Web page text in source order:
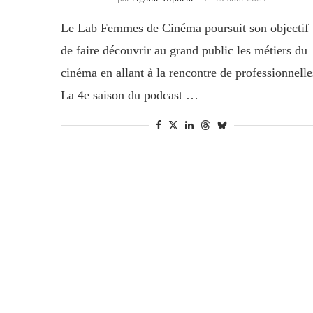
Le Lab Femmes de Cinéma poursuit son objectif
de faire découvrir au grand public les métiers du
cinéma en allant à la rencontre de
La 4e saison du podcast …